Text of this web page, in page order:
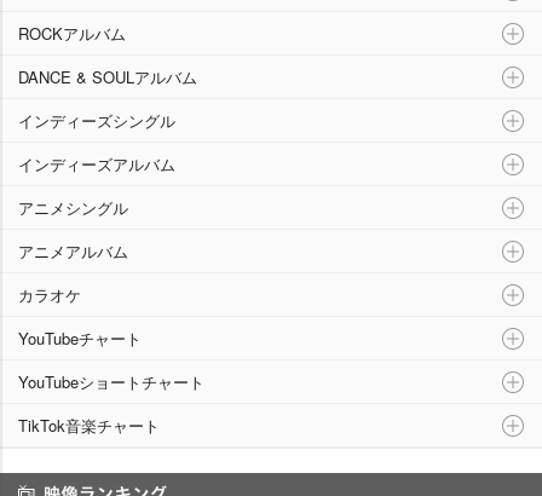
ROCKアルバム
DANCE & SOULアルバム
インディーズシングル
インディーズアルバム
アニメシングル
アニメアルバム
カラオケ
YouTubeチャート
YouTubeショートチャート
TikTok音楽チャート